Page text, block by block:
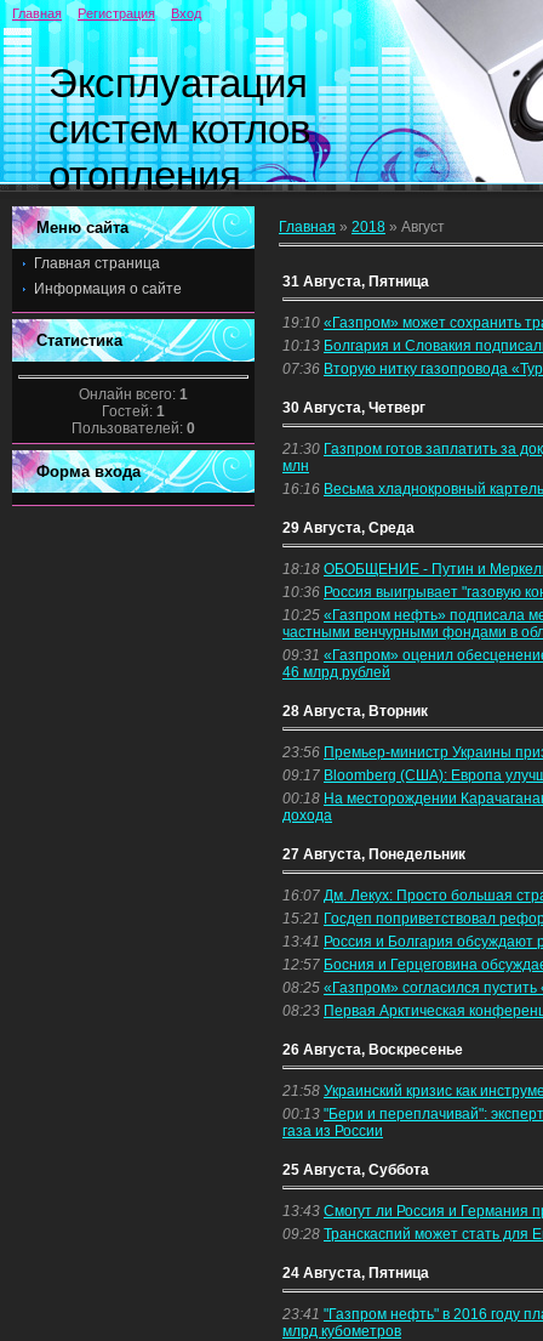
Эксплуатация
систем котлов
отопления
Главная Регистрация Вход
Меню сайта
Главная страница
Информация о сайте
Статистика
Онлайн всего: 1
Гостей: 1
Пользователей: 0
Форма входа
Главная » 2018 » Август
31 Августа, Пятница
19:10 «Газпром» может сохранить
10:13 Болгария и Словакия
07:36 Вторую нитку газопровода
30 Августа, Четверг
21:30 Газпром готов заплатить за
млн
16:16 Весьма хладнокровный картель
29 Августа, Среда
18:18 ОБОБЩЕНИЕ - Путин и Меркель
10:36 Россия выигрывает "газовую
10:25 «Газпром нефть» подписала
частными венчурными фондами в
09:31 «Газпром» оценил
46 млрд рублей
28 Августа, Вторник
23:56 Премьер-министр Украины
09:17 Bloomberg (США): Европа
00:18 На месторождении
дохода
27 Августа, Понедельник
16:07 Дм. Лекух: Просто большая
15:21 Госдеп поприветствовал
13:41 Россия и Болгария обсуждают
12:57 Босния и Герцеговина
08:25 «Газпром» согласился
08:23 Первая Арктическая
26 Августа, Воскресенье
21:58 Украинский кризис как
00:13 "Бери и переплачивай":
газа из России
25 Августа, Суббота
13:43 Смогут ли Россия и Германия
09:28 Транскаспий может стать для
24 Августа, Пятница
23:41 "Газпром нефть" в 2016 году
млрд кубометров